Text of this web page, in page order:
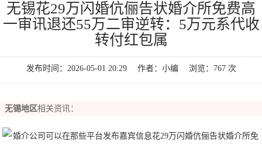
无锡花29万闪婚伉俪告状婚介所免费高
一审讯退还55万二审逆转：5万元系代收
转付红包属
发布时间：2026-05-01 20:29 作者：小编 浏览： 767 次
无锡地区相关资讯：